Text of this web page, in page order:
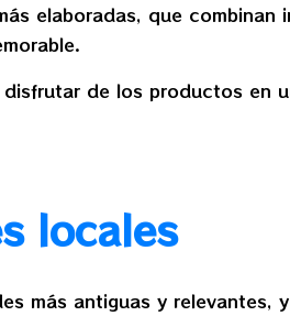
elaboradas, que
de los productos en
locales
más antiguas y